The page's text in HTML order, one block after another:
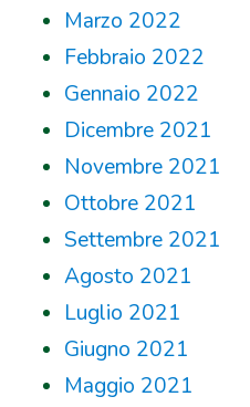
Marzo 2022
Febbraio 2022
Gennaio 2022
Dicembre 2021
Novembre 2021
Ottobre 2021
Settembre 2021
Agosto 2021
Luglio 2021
Giugno 2021
Maggio 2021